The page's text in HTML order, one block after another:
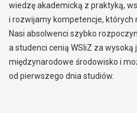
wiedzę akademicką z praktyką,
i rozwijamy kompetencje, których
Nasi absolwenci szybko
a studenci cenią WSIiZ za wysoką
międzynarodowe środowisko i
od pierwszego dnia studiów.